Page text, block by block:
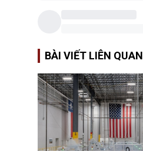
BÀI VIẾT LIÊN QUAN